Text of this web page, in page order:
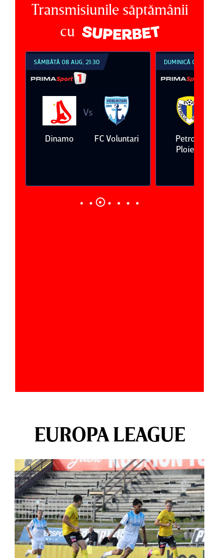
Transmisiunile săptămânii
cu
SÂMBĂTĂ 08 AUG, 21:30
Dinamo
Vs
FC Voluntari
DUMINICĂ 09 AUG,
Petrolul
Ploieşti
EUROPA LEAGUE